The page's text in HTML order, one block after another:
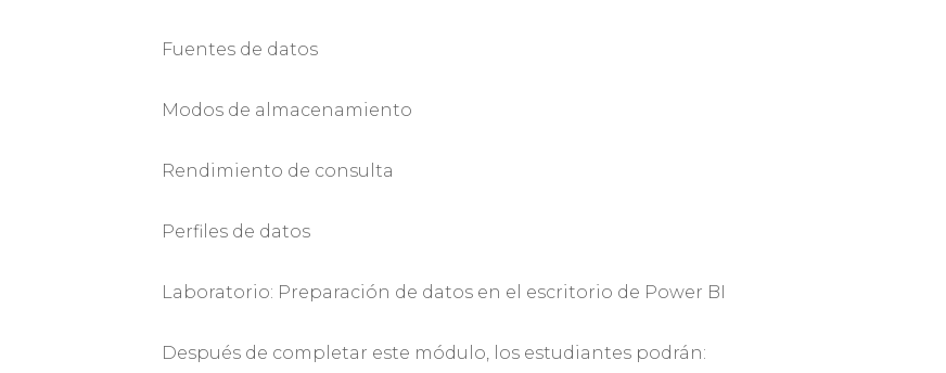
Fuentes de datos
Modos de almacenamiento
Rendimiento de consulta
Perfiles de datos
Laboratorio: Preparación de datos en el escritorio de Power BI
Después de completar este módulo, los estudiantes podrán: